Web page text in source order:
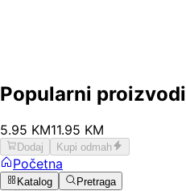
Popularni proizvodi
5.95 KM11.95 KM
Dodaj Kupi odmah
Početna
Katalog Pretraga